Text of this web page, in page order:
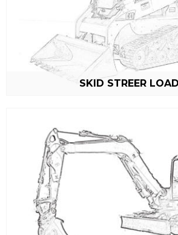
SKID STREER
_password: